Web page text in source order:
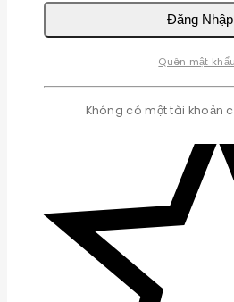
Đăng Nhập
Quên mật
Không có một tài khoản